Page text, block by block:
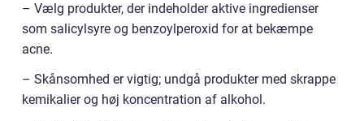
– Vælg produkter, der indeholder aktive ingredienser
som salicylsyre og benzoylperoxid for at bekæmpe
acne.
– Skånsomhed er vigtig; undgå produkter med skrappe
kemikalier og høj koncentration af alkohol.